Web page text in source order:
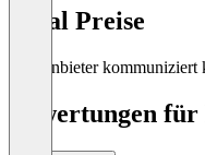
Rival Preise
Der Anbieter
Bewertungen